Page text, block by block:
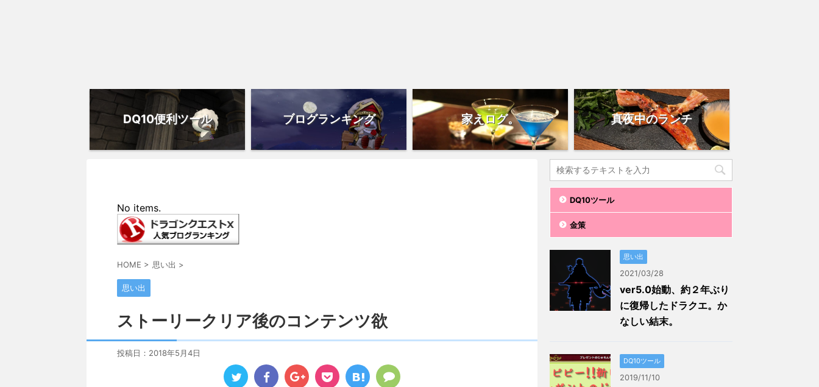
DQ10便利ツール ブログランキング 家えログ。 真夜中のランチ
No items.
HOME > 思い出 >
思い出
ストーリークリア後のコンテンツ欲
投稿日： 2018年5月4日
DQ10ツール
金策
思い出
2021/03/28
ver5.0始動、約２年ぶり
に復帰したドラクエ。か
なしい結末。
DQ10ツール
2019/11/10